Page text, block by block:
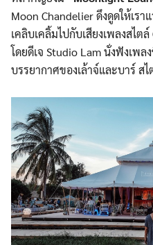
Moon Chandelier ดึงดูดให้เรา
เคลิบเคลิ้มไปกับเสียงเพลงสไต
โดยดีเจ Studio Lam นั่งฟังเพ
บรรยากาศของเล้าจ์และบาร์ ส